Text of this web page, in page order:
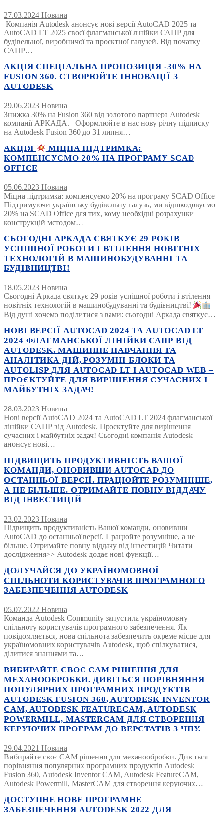
27.03.2024 Новина
Компанія Autodesk анонсує нові версії AutoCAD 2025 та
AutoCAD LT 2025 своєї флагманської лінійки САПР для
будівельної, виробничої та проєктної галузей. Від початку
САПР…
АКЦІЯ СПЕЦІАЛЬНА ПРОПОЗИЦІЯ -30% НА
FUSION 360. СТВОРЮЙТЕ ІННОВАЦІЇ З
AUTODESK
29.06.2023 Новина
Знижка 30% на Fusion 360 від золотого партнера Autodesk
компанії АРКАДА. Оформлюйте в нас нову річну підписку
на Autodesk Fusion 360 до 31 липня…
АКЦІЯ
МІЦНА ПІДТРИМКА:
КОМПЕНСУЄМО 20% НА ПРОГРАМУ SCAD
OFFICE
05.06.2023 Новина
Міцна підтримка: компенсуємо 20% на програму SCAD Office
Підтримуючи українську будівельну галузь, ми відшкодовуємо
20% на SCAD Office для тих, кому необхідні розрахунки
конструкцій методом…
СЬОГОДНІ АРКАДА СВЯТКУЄ 29 РОКІВ
УСПІШНОЇ РОБОТИ І ВТІЛЕННЯ НОВІТНІХ
ТЕХНОЛОГІЙ В МАШИНОБУДУВАННІ ТА
БУДІВНИЦТВІ!
18.05.2023 Новина
Сьогодні Аркада святкує 29 років успішної роботи і втілення
новітніх технологій в машинобудуванні та будівництві!
Від душі хочемо поділитися з вами: сьогодні Аркада святкує…
НОВІ ВЕРСІЇ AUTOCAD 2024 ТА AUTOCAD LT
2024 ФЛАГМАНСЬКОЇ ЛІНІЙКИ САПР ВІД
AUTODESK. МАШИННЕ НАВЧАННЯ ТА
АНАЛІТИКА ДІЙ, РОЗУМНІ БЛОКИ ТА
AUTOLISP ДЛЯ AUTOCAD LT І AUTOCAD WEB –
ПРОЄКТУЙТЕ ДЛЯ ВИРІШЕННЯ СУЧАСНИХ І
МАЙБУТНІХ ЗАДАЧ!
28.03.2023 Новина
Нові версії AutoCAD 2024 та AutoCAD LT 2024 флагманської
лінійки САПР від Autodesk. Проєктуйте для вирішення
сучасних і майбутніх задач! Сьогодні компанія Autodesk
анонсує нові…
ПІДВИЩИТЬ ПРОДУКТИВНІСТЬ ВАШОЇ
КОМАНДИ, ОНОВИВШИ AUTOCAD ДО
ОСТАННЬОЇ ВЕРСІЇ. ПРАЦЮЙТЕ РОЗУМНІШЕ,
А НЕ БІЛЬШЕ. ОТРИМАЙТЕ ПОВНУ ВІДДАЧУ
ВІД ІНВЕСТИЦІЙ
23.02.2023 Новина
Підвищить продуктивність Вашої команди, оновивши
AutoCAD до останньої версії. Працюйте розумніше, а не
більше. Отримайте повну віддачу від інвестицій Читати
дослідження>> Autodesk додає нові функції…
ДОЛУЧАЙСЯ ДО УКРАЇНОМОВНОЇ
СПІЛЬНОТИ КОРИСТУВАЧІВ ПРОГРАМНОГО
ЗАБЕЗПЕЧЕННЯ AUTODESK
05.07.2022 Новина
Команда Autodesk Community запустила україномовну
спільноту користувачів програмного забезпечення. Як
повідомляється, нова спільнота забезпечить окреме місце для
україномовних користувачів Autodesk, щоб спілкуватися,
ділитися знаннями та…
ВИБИРАЙТЕ СВОЄ CAM РІШЕННЯ ДЛЯ
МЕХАНООБРОБКИ. ДИВІТЬСЯ ПОРІВНЯННЯ
ПОПУЛЯРНИХ ПРОГРАМНИХ ПРОДУКТІВ
AUTODESK FUSION 360, AUTODESK INVENTOR
CAM, AUTODESK FEATURECAM, AUTODESK
POWERMILL, MASTERCAM ДЛЯ СТВОРЕННЯ
КЕРУЮЧИХ ПРОГРАМ ДО ВЕРСТАТІВ З ЧПУ.
29.04.2021 Новина
Вибирайте своє CAM рішення для механообробки. Дивіться
порівняння популярних програмних продуктів Autodesk
Fusion 360, Autodesk Inventor CAM, Autodesk FeatureCAM,
Autodesk Powermill, MasterCAM для створення керуючих…
ДОСТУПНЕ НОВЕ ПРОГРАМНЕ
ЗАБЕЗПЕЧЕННЯ AUTODESK 2022 ДЛЯ